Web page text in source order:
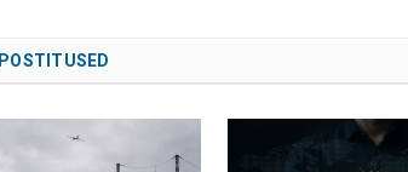
POSTITUSED